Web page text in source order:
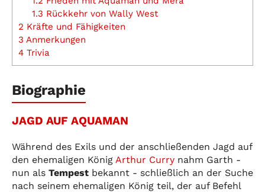
1.3 Rückkehr von Wally West
2 Kräfte und Fähigkeiten
3 Anmerkungen
4 Trivia
Biographie
JAGD AUF AQUAMAN
Während des Exils und der anschließenden Jagd auf
den ehemaligen König Arthur Curry nahm Garth -
nun als Tempest bekannt - schließlich an der Suche
nach seinem ehemaligen König teil, der auf Befehl